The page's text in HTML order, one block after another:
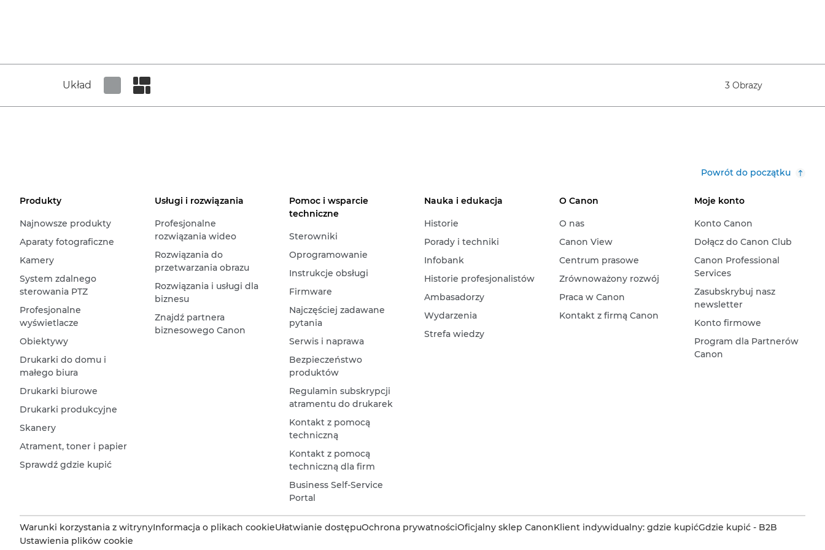
Układ 3 Obrazy
Powrót do początku
Produkty
Najnowsze produkty
Aparaty fotograficzne
Kamery
System zdalnego
sterowania PTZ
Profesjonalne
wyświetlacze
Obiektywy
Drukarki do domu i
małego biura
Drukarki biurowe
Drukarki produkcyjne
Skanery
Atrament, toner i papier
Sprawdź gdzie kupić
Usługi i rozwiązania
Profesjonalne
rozwiązania wideo
Rozwiązania do
przetwarzania obrazu
Rozwiązania i usługi dla
biznesu
Znajdź partnera
biznesowego Canon
Pomoc i wsparcie
techniczne
Sterowniki
Oprogramowanie
Instrukcje obsługi
Firmware
Najczęściej zadawane
pytania
Serwis i naprawa
Bezpieczeństwo
produktów
Regulamin subskrypcji
atramentu do drukarek
Kontakt z pomocą
techniczną
Kontakt z pomocą
techniczną dla firm
Business Self-Service
Portal
Nauka i edukacja
Historie
Porady i techniki
Infobank
Historie profesjonalistów
Ambasadorzy
Wydarzenia
Strefa wiedzy
O Canon
O nas
Canon View
Centrum prasowe
Zrównoważony rozwój
Praca w Canon
Kontakt z firmą Canon
Moje konto
Konto Canon
Dołącz do Canon Club
Canon Professional
Services
Zasubskrybuj nasz
newsletter
Konto firmowe
Program dla Partnerów
Canon
Warunki korzystania z witrynyInformacja o plikach cookieUłatwianie dostępuOchrona prywatnościOficjalny sklep CanonKlient indywidualny: gdzie kupićGdzie kupić - B2B
Ustawienia plików cookie